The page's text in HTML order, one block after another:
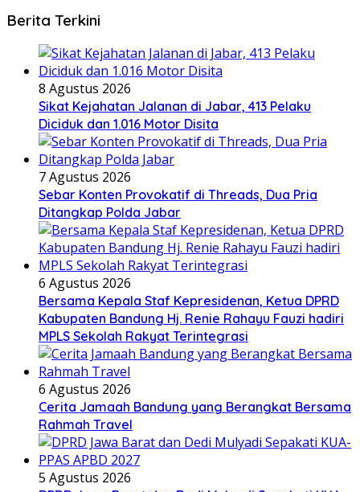
Berita Terkini
8 Agustus 2026
Sikat Kejahatan Jalanan di Jabar, 413 Pelaku
Diciduk dan 1.016 Motor Disita
7 Agustus 2026
Sebar Konten Provokatif di Threads, Dua Pria
Ditangkap Polda Jabar
6 Agustus 2026
Bersama Kepala Staf Kepresidenan, Ketua DPRD
Kabupaten Bandung Hj. Renie Rahayu Fauzi hadiri
MPLS Sekolah Rakyat Terintegrasi
6 Agustus 2026
Cerita Jamaah Bandung yang Berangkat Bersama
Rahmah Travel
5 Agustus 2026